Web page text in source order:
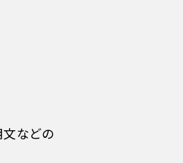
などの